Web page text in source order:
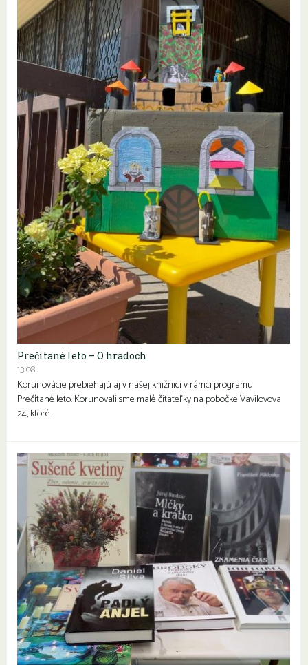
Prečítané leto – O hradoch
13.08.
Korunovácie prebiehajú aj v našej knižnici v rámci programu
Prečítané leto. Korunovali sme malé čitateľky na pobočke Vavilovova
24, ktoré…